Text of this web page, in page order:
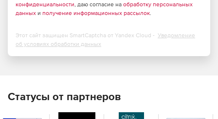
производительности. Помимо этого можно создать
свои политики в соответствии с внутренними
File Integrity Manager – стандарт де-факто для
ожидаемой защищенной конфигурации в режиме
реального времени.
конфиденциальности, даю согласие на обработку персональных
данных и получение информационных рассылок.
Этот сайт защищен SmartCaptcha от Yandex Cloud - Уведомление
об условиях обработки данных
Статусы от партнеров